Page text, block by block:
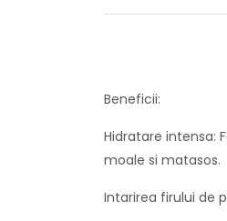
Beneficii:
Hidratare intensa:
moale si matasos.
Intarirea firului de